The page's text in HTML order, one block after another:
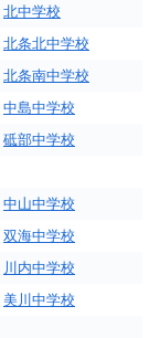
北中学校
北条北中学校
北条南中学校
中島中学校
砥部中学校
中山中学校
双海中学校
川内中学校
美川中学校